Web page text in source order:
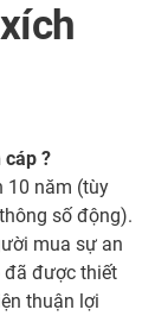
cáp ?
10 năm (tùy
số động).
mua sự an
đã được thiết
thuận lợi